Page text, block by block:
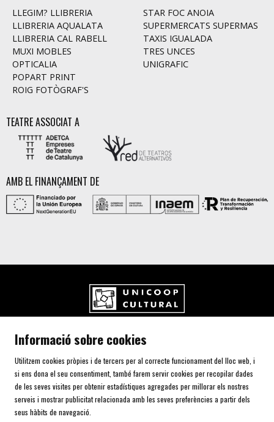
LLEGIM? LLIBRERIA
LLIBRERIA AQUALATA
LLIBRERIA CAL RABELL
MUXI MOBLES
OPTICALIA
POPART PRINT
ROIG FOTÒGRAF'S
STAR FOC ANOIA
SUPERMERCATS SUPERMAS
TAXIS IGUALADA
TRES UNCES
UNIGRAFIC
TEATRE ASSOCIAT A
AMB EL FINANÇAMENT DE
Carrer de l'Aurora, 80 (Plaça de Cal Font)
Telf. 93 805 00 75
AVÍS LEGAL I POLÍTICA DE PRIVACITAT
Informació sobre cookies
Utilitzem cookies pròpies i de tercers per al correcte funcionament del lloc web, i
si ens dona el seu consentiment, també farem servir cookies per recopilar dades
de les seves visites per obtenir estadístiques agregades per millorar els nostres
serveis i mostrar publicitat relacionada amb les seves preferències a partir dels
seus hàbits de navegació.